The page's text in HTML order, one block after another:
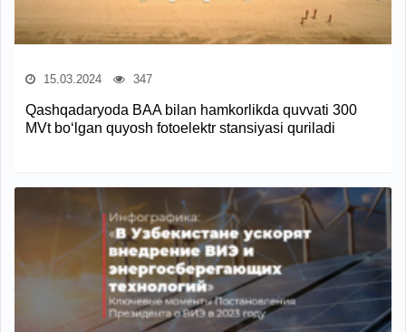
15.03.2024 347
Qashqadaryoda BAA bilan hamkorlikda quvvati 300
MVt bo‘lgan quyosh fotoelektr stansiyasi quriladi